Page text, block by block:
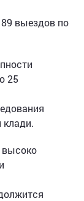
выездов по
25
клади.
высоко